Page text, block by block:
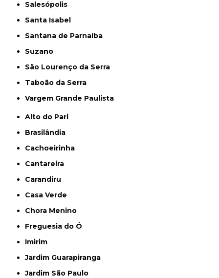
Salesópolis
Santa Isabel
Santana de Parnaíba
Suzano
São Lourenço da Serra
Taboão da Serra
Vargem Grande Paulista
Alto do Pari
Brasilândia
Cachoeirinha
Cantareira
Carandiru
Casa Verde
Chora Menino
Freguesia do Ó
Imirim
Jardim Guarapiranga
Jardim São Paulo